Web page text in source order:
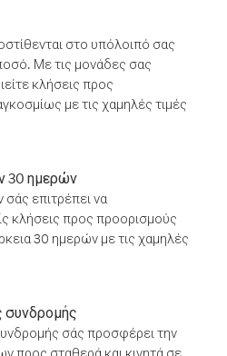
στο υπόλοιπό σας
Με τις μονάδες σας
κλήσεις προς
με τις χαμηλές τιμές
30 ημερών
επιτρέπει να
κλήσεις προς προορισμούς
30 ημερών με τις χαμηλές
συνδρομής
σάς προσφέρει την